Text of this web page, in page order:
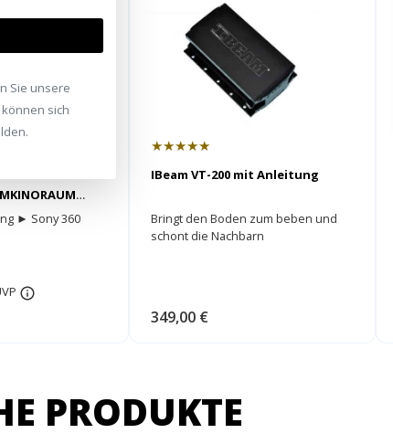
► Sony 360
★★★★★
IBeam VT-200 mit Anleitung
Bringt den Boden zum beben und
schont die Nachbarn
349,00 €
PRODUKTE
Sie unsere
können sich